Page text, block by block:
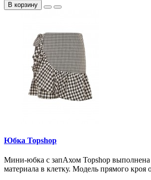
В корзину
Юбка Topshop
Мини-юбка с запАхом Topshop выполнена
материала в клетку. Модель прямого кроя